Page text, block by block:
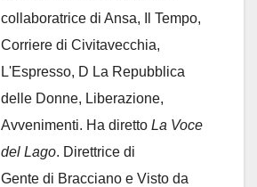
collaboratrice di Ansa, Il Tempo,
Corriere di Civitavecchia,
L'Espresso, D La Repubblica
delle Donne, Liberazione,
Avvenimenti. Ha diretto La Voce
del Lago. Direttrice di
Gente di Bracciano e Visto da